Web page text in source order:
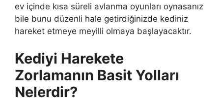
ev içinde kısa süreli avlanma oyunları oynasanız
bile bunu düzenli hale getirdiğinizde kediniz
hareket etmeye meyilli olmaya başlayacaktır.
Kediyi Harekete
Zorlamanın Basit Yolları
Nelerdir?